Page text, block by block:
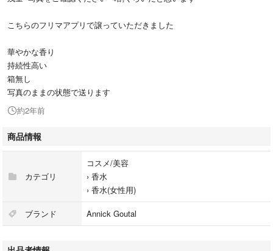
こちらのフリマアプリで譲っていただきました
華やかな香り
持続性高い
箱無し
写真のままの状態で送ります
約2年前
商品情報
カテゴリ
コスメ/美容
› 香水
› 香水(女性用)
ブランド Annick Goutal